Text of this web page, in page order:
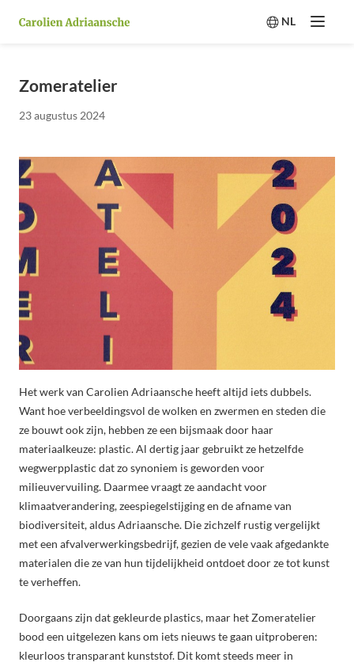
Menu
NL
Switch
Zomeratelier
23 augustus 2024
Het werk van Carolien Adriaansche heeft altijd iets dubbels.
Want hoe verbeeldingsvol de wolken en zwermen en steden die
ze bouwt ook zijn, hebben ze een bijsmaak door haar
materiaalkeuze: plastic. Al dertig jaar gebruikt ze hetzelfde
wegwerpplastic dat zo synoniem is geworden voor
milieuvervuiling. Daarmee vraagt ze aandacht voor
klimaatverandering, zeespiegelstijging en de afname van
biodiversiteit, aldus Adriaansche. Die zichzelf rustig vergelijkt
met een afvalverwerkingsbedrijf, gezien de vele vaak afgedankte
materialen die ze van hun tijdelijkheid ontdoet door ze tot kunst
te verheffen.
Doorgaans zijn dat gekleurde plastics, maar het Zomeratelier
bood een uitgelezen kans om iets nieuws te gaan uitproberen:
kleurloos transparant kunststof. Dit komt steeds meer in